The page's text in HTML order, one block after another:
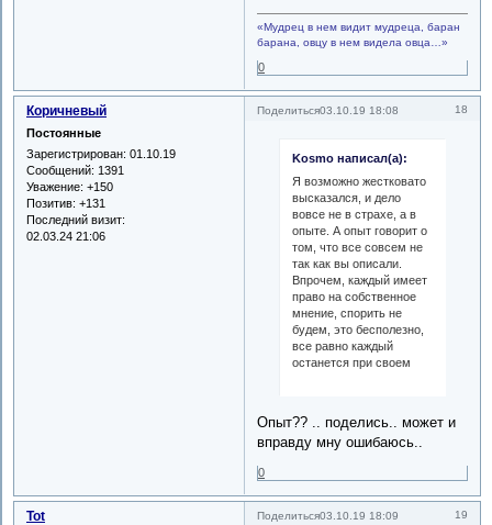
«Мудрец в нем видит мудреца, баран
барана, овцу в нем видела овца…»
0
Поделиться 18
03.10.19 18:08
Коричневый
Постоянные
Зарегистрирован: 01.10.19
Сообщений: 1391
Уважение: +150
Позитив: +131
Последний визит:
02.03.24 21:06
Kosmo написал(а):
Я возможно жестковато
высказался, и дело
вовсе не в страхе, а в
опыте. А опыт говорит о
том, что все совсем не
так как вы описали.
Впрочем, каждый имеет
право на собственное
мнение, спорить не
будем, это бесполезно,
все равно каждый
останется при своем
Опыт?? .. поделись.. может и
вправду мну ошибаюсь..
0
Поделиться 19
03.10.19 18:09
Tot